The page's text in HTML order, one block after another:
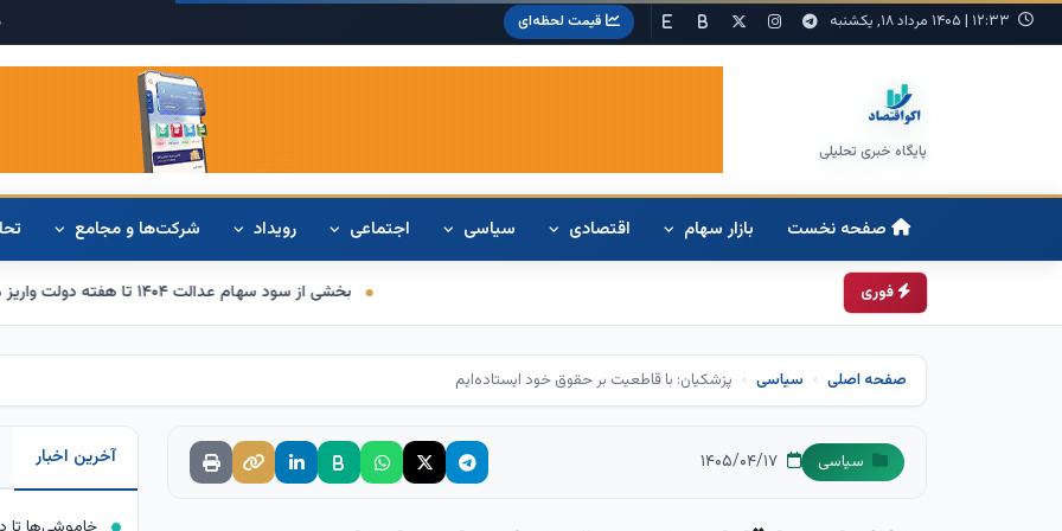
۱۲:۳۳ | ۱۴۰۵ مرداد ۱۸, یکشنبه قیمت لحظه‌ای
پایگاه خبری تحلیلی
صفحه نخست بازار سهام اقتصادی سیاسی اجتماعی رویداد شرکت‌ها و مجامع
فوری بخشی از سود سهام عدالت ۱۴۰۴ تا هفته دولت واریز می‌شود قیمت دلار امروز 18 مرداد 1405 /
صفحه اصلی سیاسی ‏پزشکیان: با قاطعیت بر حقوق خود ایستاده‌ایم
سیاسی آخرین اخبار